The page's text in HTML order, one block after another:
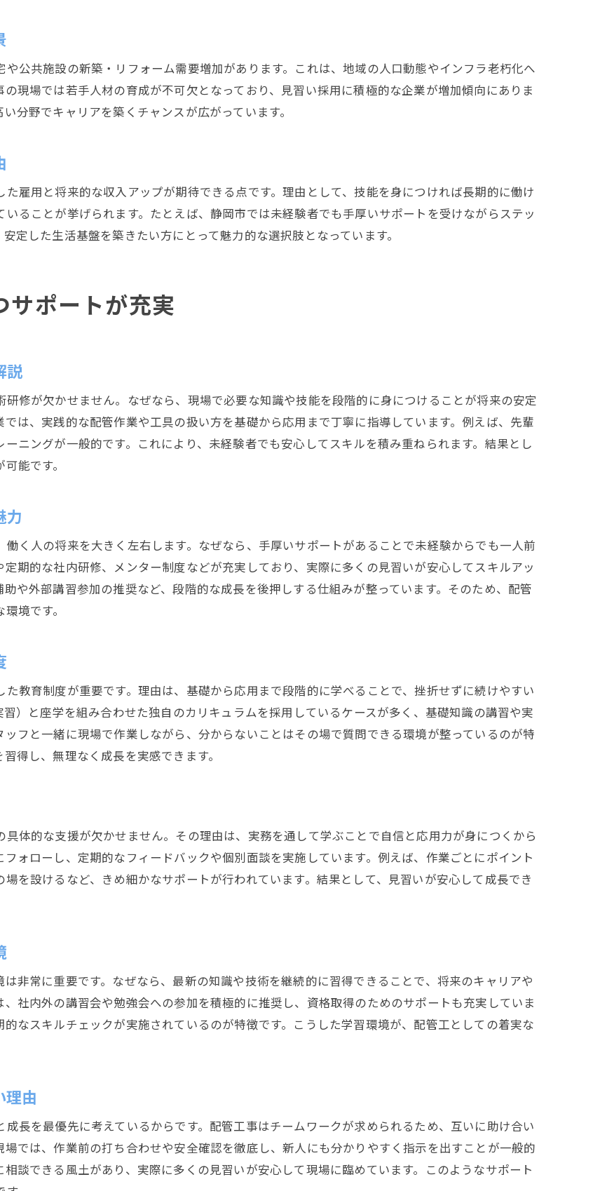
配管工の収入アップに役立つスキルとは
配管工見習いが将来性を感じる魅力とは
収入アップを叶える配管工の働き方を紹介
配管工見習いが働きやすい職場環境の特徴
配管工経験者が重視する職場選びの基準
配管工見習いが定着しやすい職場の探し方
職場環境が配管工見習いの成長に与える影響
配管工見習いが求める福利厚生とサポート
配管工の定着率が高い職場の特徴とは
配管工見習いが感じる働きやすさの秘訣
配管工として活躍するための職場環境作り
静岡市で配管工として働く魅力を紹介
配管工見習いのワークライフバランス術
配管工で安定収入と充実生活を目指す方法
公共施設の新築・リフォーム需要増加があります。これは、地域の人口動態やインフラ老朽化へ
現場では若手人材の育成が不可欠となっており、見習い採用に積極的な企業が増加傾向にありま
分野でキャリアを築くチャンスが広がっています。
雇用と将来的な収入アップが期待できる点です。理由として、技能を身につければ長期的に働け
ることが挙げられます。たとえば、静岡市では未経験者でも手厚いサポートを受けながらステッ
定した生活基盤を築きたい方にとって魅力的な選択肢となっています。
サポートが充実
説
修が欠かせません。なぜなら、現場で必要な知識や技能を段階的に身につけることが将来の安定
は、実践的な配管作業や工具の扱い方を基礎から応用まで丁寧に指導しています。例えば、先輩
ニングが一般的です。これにより、未経験者でも安心してスキルを積み重ねられます。結果とし
能です。
力
く人の将来を大きく左右します。なぜなら、手厚いサポートがあることで未経験からでも一人前
期的な社内研修、メンター制度などが充実しており、実際に多くの見習いが安心してスキルアッ
や外部講習参加の推奨など、段階的な成長を後押しする仕組みが整っています。そのため、配管
境です。
教育制度が重要です。理由は、基礎から応用まで段階的に学べることで、挫折せずに続けやすい
）と座学を組み合わせた独自のカリキュラムを採用しているケースが多く、基礎知識の講習や実
フと一緒に現場で作業しながら、分からないことはその場で質問できる環境が整っているのが特
得し、無理なく成長を実感できます。
体的な支援が欠かせません。その理由は、実務を通して学ぶことで自信と応用力が身につくから
ォローし、定期的なフィードバックや個別面談を実施しています。例えば、作業ごとにポイント
を設けるなど、きめ細かなサポートが行われています。結果として、見習いが安心して成長でき
非常に重要です。なぜなら、最新の知識や技術を継続的に習得できることで、将来のキャリアや
社内外の講習会や勉強会への参加を積極的に推奨し、資格取得のためのサポートも充実していま
なスキルチェックが実施されているのが特徴です。こうした学習環境が、配管工としての着実な
理由
長を最優先に考えているからです。配管工事はチームワークが求められるため、互いに助け合い
では、作業前の打ち合わせや安全確認を徹底し、新人にも分かりやすく指示を出すことが一般的
談できる風土があり、実際に多くの見習いが安心して現場に臨めています。このようなサポート